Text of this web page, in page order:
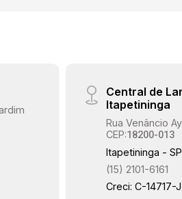
Central de
Itapetininga
Rua Venâncio
CEP:18200-013
Itapetininga - SP
(15) 2101-6161
Creci: C-14717-J